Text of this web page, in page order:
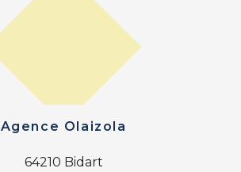
Agence Olaizola
64210 Bidart